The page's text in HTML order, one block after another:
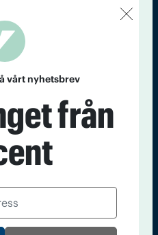
Barbro Janson Lundkvist,
Tidningsarkiv In English
vårt nyhetsbrev
från